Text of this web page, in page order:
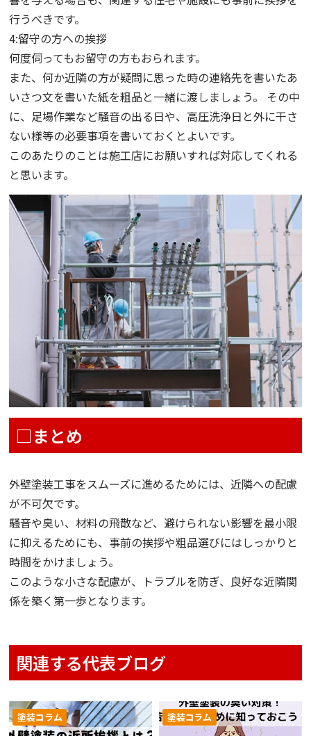
行うべきです。
4:留守の方への挨拶
何度伺ってもお留守の方もおられます。
また、何か近隣の方が疑問に思った時の連絡先を書いたあ
いさつ文を書いた紙を粗品と一緒に渡しましょう。 その中
に、足場作業など騒音の出る日や、高圧洗浄日と外に干さ
ない様等の必要事項を書いておくとよいです。
このあたりのことは施工店にお願いすれば対応してくれる
と思います。
□まとめ
外壁塗装工事をスムーズに進めるためには、近隣への配慮
が不可欠です。
騒音や臭い、材料の飛散など、避けられない影響を最小限
に抑えるためにも、事前の挨拶や粗品選びにはしっかりと
時間をかけましょう。
このような小さな配慮が、トラブルを防ぎ、良好な近隣関
係を築く第一歩となります。
関連する代表ブログ
塗装コラム 塗装コラム